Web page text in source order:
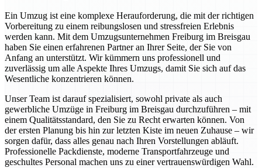
Ein Umzug ist eine komplexe Herauforderung, die mit der richtigen
Vorbereitung zu einem reibungslosen und stressfreien Erlebnis
werden kann. Mit dem Umzugsunternehmen Freiburg im Breisgau
haben Sie einen erfahrenen Partner an Ihrer Seite, der Sie von
Anfang an unterstützt. Wir kümmern uns professionell und
zuverlässig um alle Aspekte Ihres Umzugs, damit Sie sich auf das
Wesentliche konzentrieren können.
Unser Team ist darauf spezialisiert, sowohl private als auch
gewerbliche Umzüge in Freiburg im Breisgau durchzuführen – mit
einem Qualitätsstandard, den Sie zu Recht erwarten können. Von
der ersten Planung bis hin zur letzten Kiste im neuen Zuhause – wir
sorgen dafür, dass alles genau nach Ihren Vorstellungen abläuft.
Professionelle Packdienste, moderne Transportfahrzeuge und
geschultes Personal machen uns zu einer vertrauenswürdigen Wahl.